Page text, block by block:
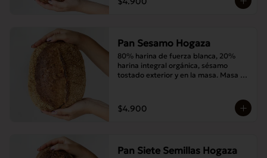
Pan Sesamo Hogaza
80% harina de fuerza blanca, 20%
harina integral orgánica, sésamo
tostado exterior y en la masa. Masa
$4.900
Pan Siete Semillas Hogaza